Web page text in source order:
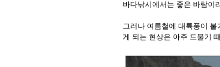
바다낚시에서는 좋은 바람이
그러나 여름철에 대륙풍이
게 되는 현상은 아주 드물기